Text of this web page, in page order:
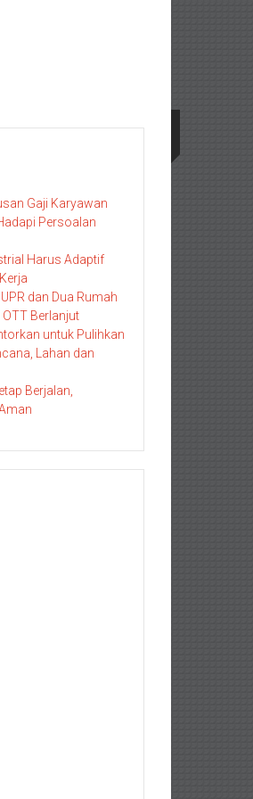
Gaji Karyawan
Persoalan
Harus Adaptif
dan Dua Rumah
Berlanjut
untuk Pulihkan
Lahan dan
Berjalan,